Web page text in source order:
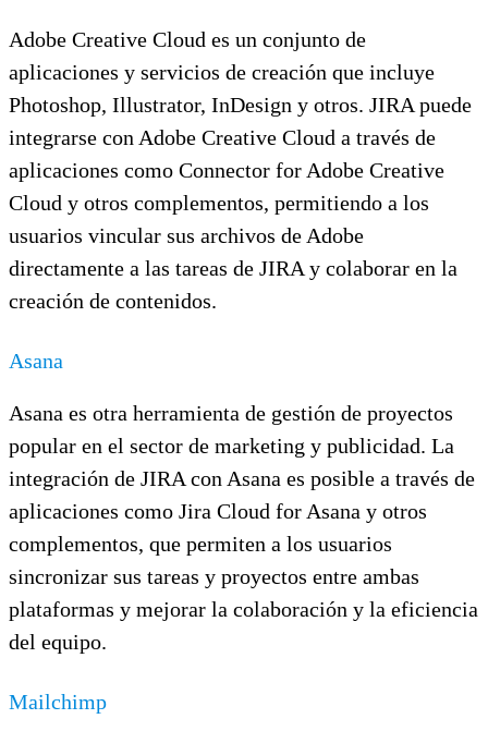
Adobe Creative Cloud es un conjunto de
aplicaciones y servicios de creación que incluye
Photoshop, Illustrator, InDesign y otros. JIRA puede
integrarse con Adobe Creative Cloud a través de
aplicaciones como Connector for Adobe Creative
Cloud y otros complementos, permitiendo a los
usuarios vincular sus archivos de Adobe
directamente a las tareas de JIRA y colaborar en la
creación de contenidos.
Asana
Asana es otra herramienta de gestión de proyectos
popular en el sector de marketing y publicidad. La
integración de JIRA con Asana es posible a través de
aplicaciones como Jira Cloud for Asana y otros
complementos, que permiten a los usuarios
sincronizar sus tareas y proyectos entre ambas
plataformas y mejorar la colaboración y la eficiencia
del equipo.
Mailchimp